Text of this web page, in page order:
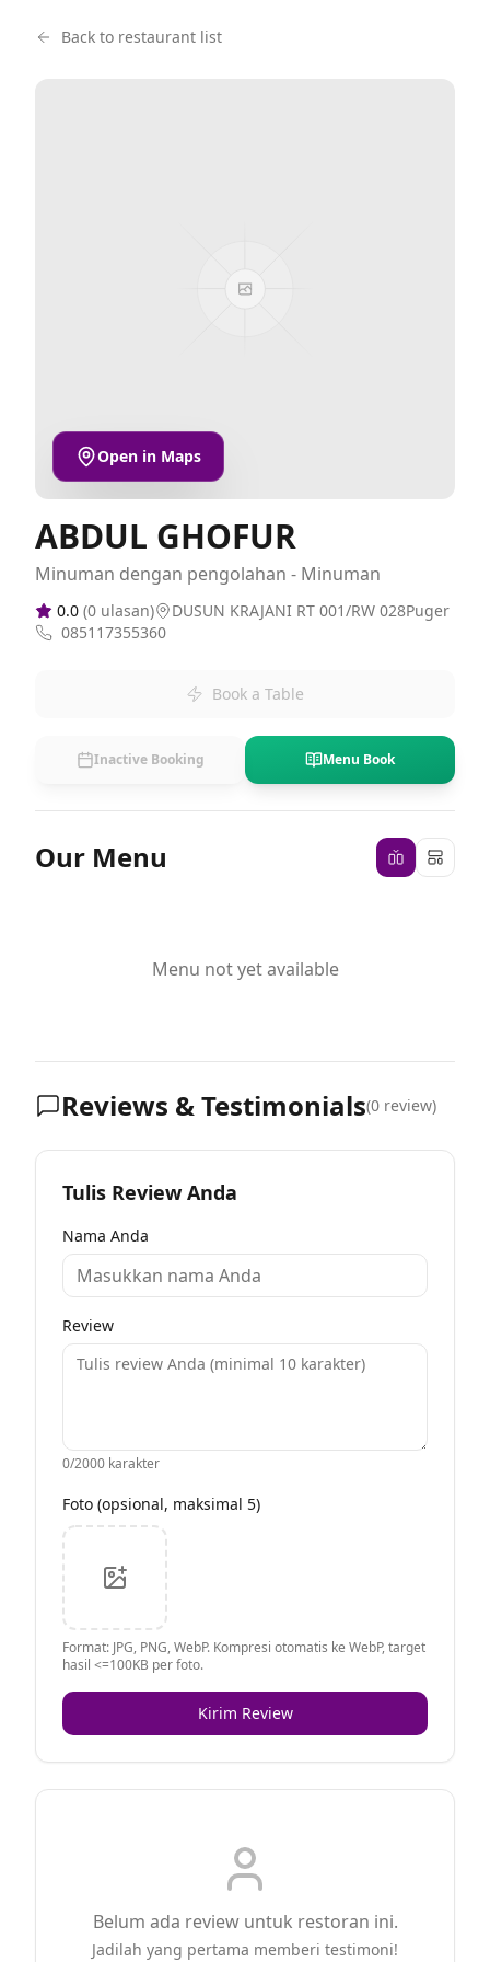
Back to restaurant list
Open in Maps
ABDUL GHOFUR
Minuman dengan pengolahan - Minuman
0.0 (0 ulasan)
DUSUN KRAJANI RT 001/RW 028Puger
085117355360
Book a Table
Inactive Booking Menu Book
Our Menu
Menu not yet available
Reviews & Testimonials(0 review)
Tulis Review Anda
Nama Anda
Review
0/2000 karakter
Foto (opsional, maksimal 5)
Format: JPG, PNG, WebP. Kompresi otomatis ke WebP, target
hasil <=100KB per foto.
Kirim Review
Belum ada review untuk restoran ini.
Jadilah yang pertama memberi testimoni!